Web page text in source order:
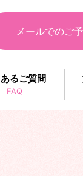
メールでのご
るご質問
FAQ